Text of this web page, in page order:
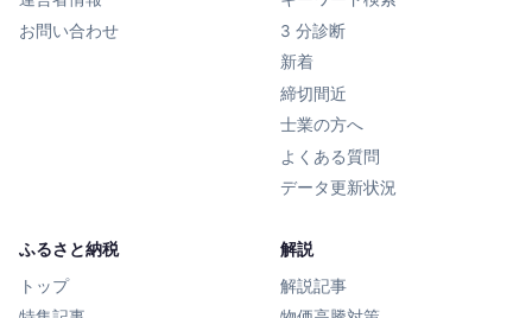
お問い合わせ
3 分診断
新着
締切間近
士業の方へ
よくある質問
データ更新状況
ふるさと納税
トップ
解説
解説記事